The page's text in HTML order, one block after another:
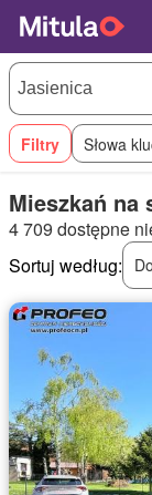
Filtry Słowa
Mieszkań na
4 709 dostępne
Sortuj według: